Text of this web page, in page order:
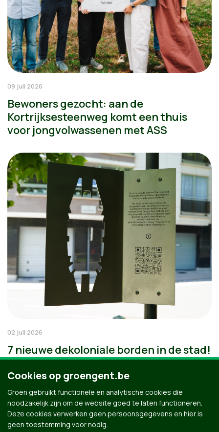
09 juli 2026
Bewoners gezocht: aan de
Kortrijksesteenweg komt een thuis
voor jongvolwassenen met ASS
02 juli 2026
7 nieuwe dekoloniale borden in de stad!
Cookies op groengent.be
Groen gebruikt functionele en analytische cookies die
noodzakelijk zijn om de website goed te laten functioneren.
Deze cookies verwerken geen persoonsgegevens en hier is
geen toestemming voor nodig.